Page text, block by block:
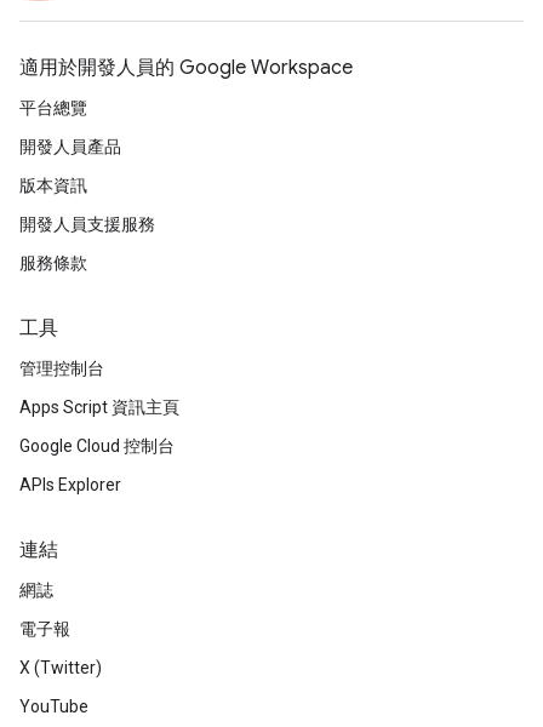
適用於開發人員的 Google Workspace
平台總覽
開發人員產品
版本資訊
開發人員支援服務
服務條款
工具
管理控制台
Apps Script 資訊主頁
Google Cloud 控制台
APIs Explorer
連結
網誌
電子報
X (Twitter)
YouTube